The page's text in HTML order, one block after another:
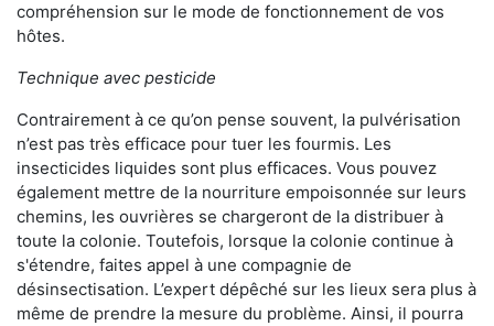
compréhension sur le mode de fonctionnement de vos
hôtes.
Technique avec pesticide
Contrairement à ce qu’on pense souvent, la pulvérisation
n’est pas très efficace pour tuer les fourmis. Les
insecticides liquides sont plus efficaces. Vous pouvez
également mettre de la nourriture empoisonnée sur leurs
chemins, les ouvrières se chargeront de la distribuer à
toute la colonie. Toutefois, lorsque la colonie continue à
s'étendre, faites appel à une compagnie de
désinsectisation. L’expert dépêché sur les lieux sera plus à
même de prendre la mesure du problème. Ainsi, il pourra